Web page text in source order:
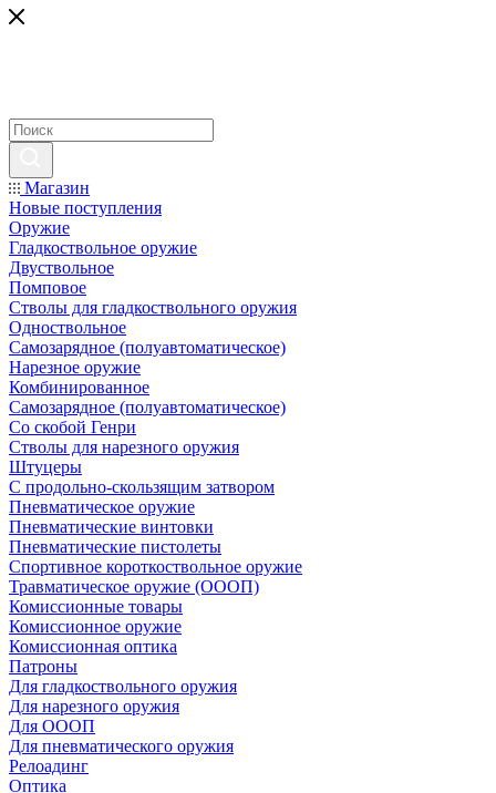
Магазин
Новые поступления
Оружие
Гладкоствольное оружие
Двуствольное
Помповое
Стволы для гладкоствольного оружия
Одноствольное
Самозарядное (полуавтоматическое)
Нарезное оружие
Комбинированное
Самозарядное (полуавтоматическое)
Со скобой Генри
Стволы для нарезного оружия
Штуцеры
С продольно-скользящим затвором
Пневматическое оружие
Пневматические винтовки
Пневматические пистолеты
Спортивное короткоствольное оружие
Травматическое оружие (ОООП)
Комиссионные товары
Комиссионное оружие
Комиссионная оптика
Патроны
Для гладкоствольного оружия
Для нарезного оружия
Для ОООП
Для пневматического оружия
Релоадинг
Оптика